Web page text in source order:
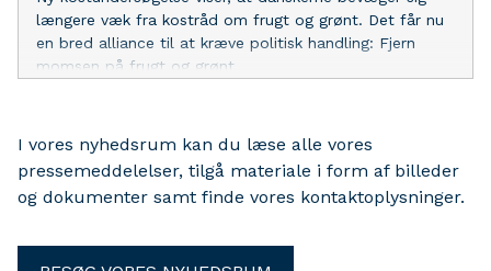
længere væk fra kostråd om frugt og grønt. Det får nu
en bred alliance til at kræve politisk handling: Fjern
momsen på frugt og grønt
I vores nyhedsrum kan du læse alle vores
pressemeddelelser, tilgå materiale i form af billeder
og dokumenter samt finde vores kontaktoplysninger.